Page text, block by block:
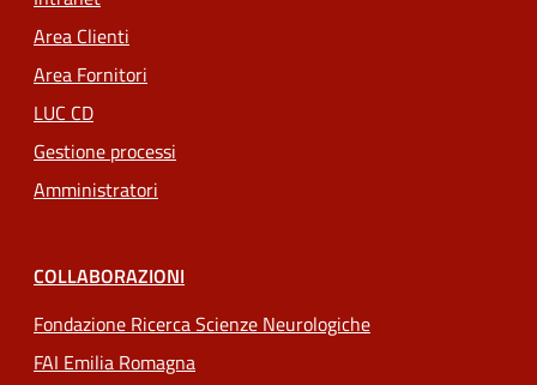
Area Clienti
Area Fornitori
LUC CD
Gestione processi
Amministratori
COLLABORAZIONI
Fondazione Ricerca Scienze Neurologiche
FAI Emilia Romagna